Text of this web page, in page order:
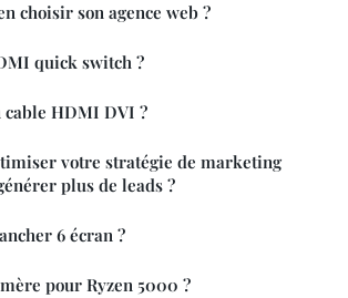
choisir son agence web ?
quick switch ?
cable HDMI DVI ?
votre stratégie de marketing
plus de leads ?
6 écran ?
pour Ryzen 5000 ?